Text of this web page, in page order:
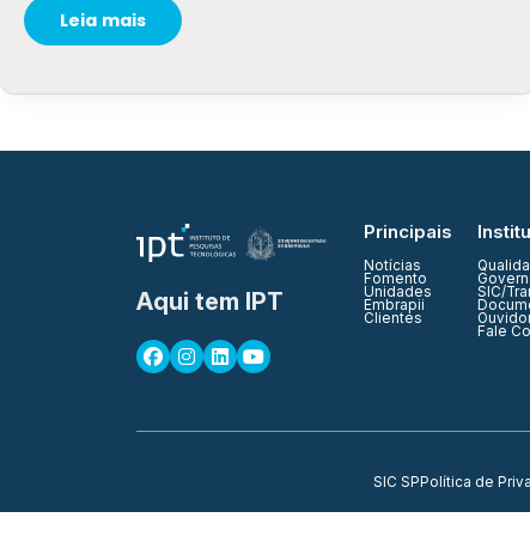
Leia mais
Aqui tem IPT
Principais
Notícias
Fomento
Unidades
Embrapii
Clientes
SIC/
Fale
SIC SPPolítica de